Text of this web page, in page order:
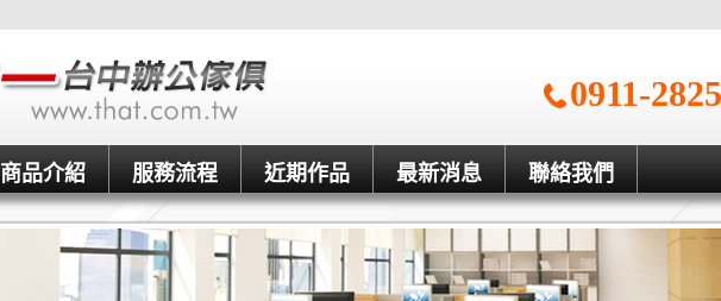
0911-
商品介紹 服務流程 近期作品 最新消息 聯絡我們